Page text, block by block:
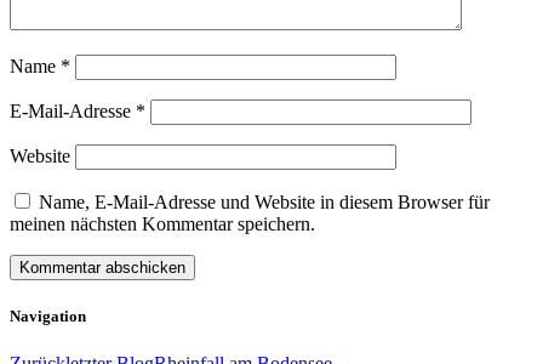
Name *
E-Mail-Adresse *
Website
Name, E-Mail-Adresse und Website in diesem Browser für
meinen nächsten Kommentar speichern.
Navigation